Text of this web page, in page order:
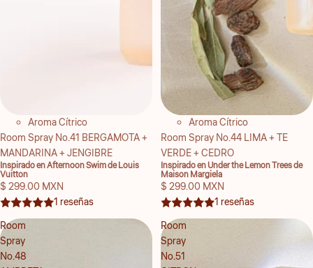
Aroma Cítrico
Room Spray No.41 BERGAMOTA +
MANDARINA + JENGIBRE
Inspirado en Afternoon Swim de Louis
Vuitton
$ 299.00 MXN
1 reseñas
Aroma Cítrico
Room Spray No.44 LIMA + TE
VERDE + CEDRO
Inspirado en Under the Lemon Trees de
Maison Margiela
$ 299.00 MXN
1 reseñas
Room
Spray
No.48
Room
Spray
No.51